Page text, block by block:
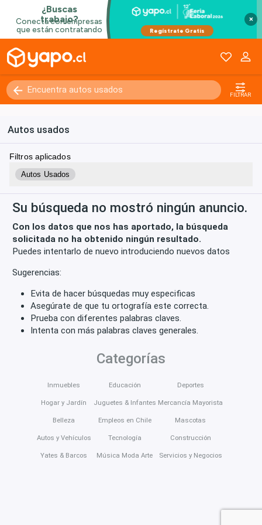
×
FILTRAR
Autos usados
Filtros aplicados
Autos Usados
Su búsqueda no mostró ningún anuncio.
Con los datos que nos has aportado, la búsqueda
solicitada no ha obtenido ningún resultado.
Puedes intentarlo de nuevo introduciendo nuevos datos
Sugerencias:
Evita de hacer búsquedas muy especificas
Asegúrate de que tu ortografía este correcta.
Prueba con diferentes palabras claves.
Intenta con más palabras claves generales.
Categorías
Inmuebles
Hogar y Jardín
Belleza
Autos y Vehículos
Yates & Barcos
Educación
Juguetes & Infantes
Empleos en Chile
Tecnología
Música Moda Arte
Deportes
Mercancía Mayorista
Mascotas
Construcción
Servicios y Negocios
Kilómetros 0 - 250000+